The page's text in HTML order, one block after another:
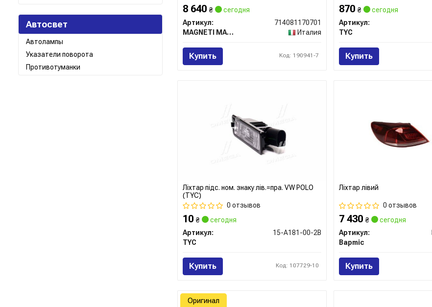
Автосвет
Автолампы
Указатели поворота
Противотуманки
8 640 ₴
сегодня
Артикул:
714081170701
MAGNETI MARELLI
Италия
Купить Код: 190941-7
870₴
сегодня
Артикул:
TYC
Купить
Ліхтар підс. ном. знаку лів.=пра. VW POLO
(TYC)
0 отзывов
10 ₴
сегодня
Артикул:
15-A181-00-2B
TYC
Купить Код: 107729-10
Ліхтар лівий
0 отзывов
7 430₴
сегодня
Артикул:
Bapmic
Купить
Оригинал